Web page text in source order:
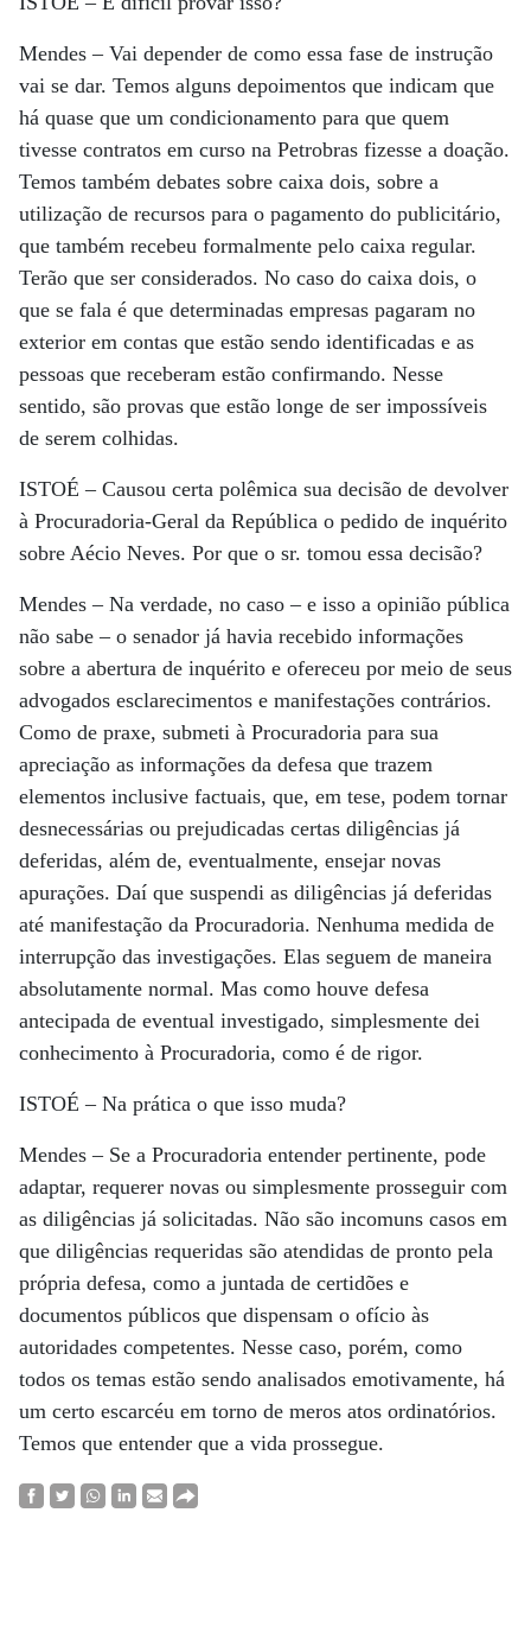
Mendes – Vai depender de como essa fase de instrução
vai se dar. Temos alguns depoimentos que indicam que
há quase que um condicionamento para que quem
tivesse contratos em curso na Petrobras fizesse a doação.
Temos também debates sobre caixa dois, sobre a
utilização de recursos para o pagamento do publicitário,
que também recebeu formalmente pelo caixa regular.
Terão que ser considerados. No caso do caixa dois, o
que se fala é que determinadas empresas pagaram no
exterior em contas que estão sendo identificadas e as
pessoas que receberam estão confirmando. Nesse
sentido, são provas que estão longe de ser impossíveis
de serem colhidas.
ISTOÉ – Causou certa polêmica sua decisão de devolver
à Procuradoria-Geral da República o pedido de inquérito
sobre Aécio Neves. Por que o sr. tomou essa decisão?
Mendes – Na verdade, no caso – e isso a opinião pública
não sabe – o senador já havia recebido informações
sobre a abertura de inquérito e ofereceu por meio de seus
advogados esclarecimentos e manifestações contrários.
Como de praxe, submeti à Procuradoria para sua
apreciação as informações da defesa que trazem
elementos inclusive factuais, que, em tese, podem tornar
desnecessárias ou prejudicadas certas diligências já
deferidas, além de, eventualmente, ensejar novas
apurações. Daí que suspendi as diligências já deferidas
até manifestação da Procuradoria. Nenhuma medida de
interrupção das investigações. Elas seguem de maneira
absolutamente normal. Mas como houve defesa
antecipada de eventual investigado, simplesmente dei
conhecimento à Procuradoria, como é de rigor.
ISTOÉ – Na prática o que isso muda?
Mendes – Se a Procuradoria entender pertinente, pode
adaptar, requerer novas ou simplesmente prosseguir com
as diligências já solicitadas. Não são incomuns casos em
que diligências requeridas são atendidas de pronto pela
própria defesa, como a juntada de certidões e
documentos públicos que dispensam o ofício às
autoridades competentes. Nesse caso, porém, como
todos os temas estão sendo analisados emotivamente, há
um certo escarcéu em torno de meros atos ordinatórios.
Temos que entender que a vida prossegue.